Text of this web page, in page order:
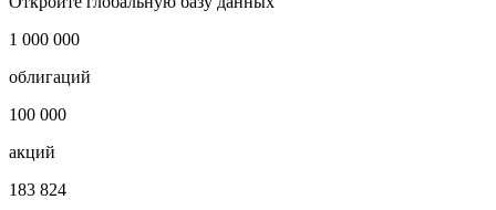
1 000 000
облигаций
100 000
акций
183 824